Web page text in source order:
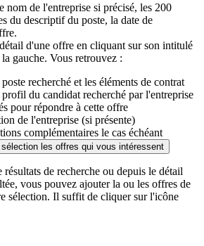
nom de l'entreprise si précisé, les 200
du descriptif du poste, la date de
d'une offre en cliquant sur son intitulé
gauche. Vous retrouvez :
recherché et les éléments de contrat
du candidat recherché par l'entreprise
pour répondre à cette offre
de l'entreprise (si présente)
complémentaires le cas échéant
les offres qui vous intéressent
résultats de recherche ou depuis le détail
vous pouvez ajouter la ou les offres de
sélection. Il suffit de cliquer sur l'icône